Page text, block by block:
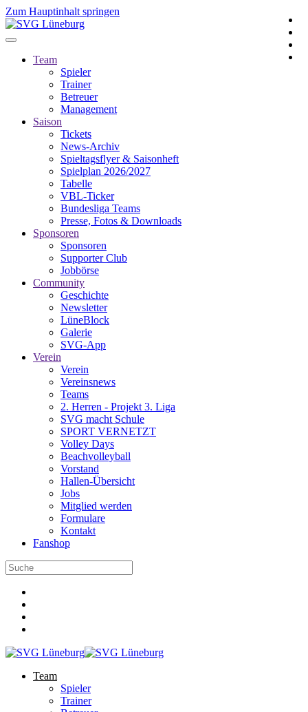
Zum Hauptinhalt springen
Team
Spieler
Trainer
Betreuer
Management
Saison
Tickets
News-Archiv
Spieltagsflyer & Saisonheft
Spielplan 2026/2027
Tabelle
VBL-Ticker
Bundesliga Teams
Presse, Fotos & Downloads
Sponsoren
Sponsoren
Supporter Club
Jobbörse
Community
Geschichte
Newsletter
LüneBlock
Galerie
SVG-App
Verein
Verein
Vereinsnews
Teams
2. Herren - Projekt 3. Liga
SVG macht Schule
SPORT VERNETZT
Volley Days
Beachvolleyball
Vorstand
Hallen-Übersicht
Jobs
Mitglied werden
Formulare
Kontakt
Fanshop
Team
Spieler
Trainer